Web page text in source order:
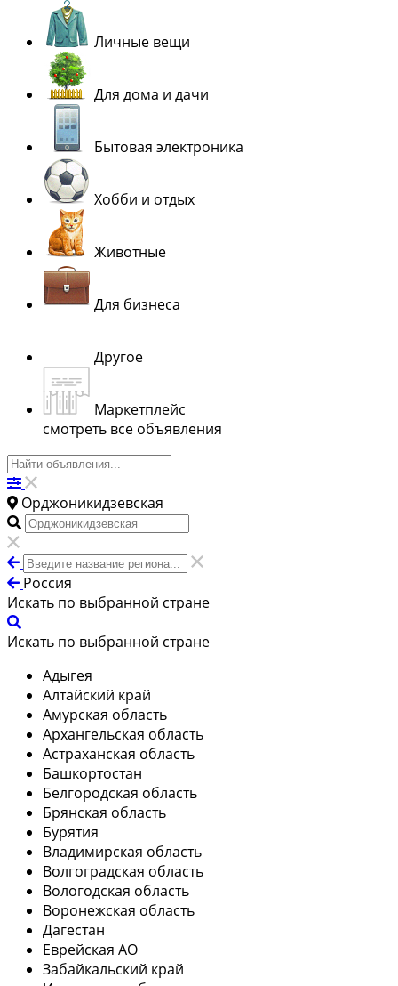
Личные вещи
Для дома и дачи
Бытовая электроника
Хобби и отдых
Животные
Для бизнеса
Другое
Маркетплейс
смотреть все объявления
Орджоникидзевская
Россия
Искать по выбранной стране
Искать по выбранной стране
Адыгея
Алтайский край
Амурская область
Архангельская область
Астраханская область
Башкортостан
Белгородская область
Брянская область
Бурятия
Владимирская область
Волгоградская область
Вологодская область
Воронежская область
Дагестан
Еврейская АО
Забайкальский край